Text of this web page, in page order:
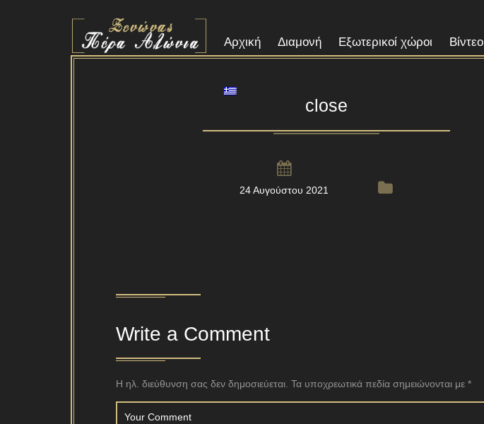
Αρχική Διαμονή Εξωτερικοί χώροι Βίντεο
close
24 Αυγούστου 2021
Write a Comment
Η ηλ. διεύθυνση σας δεν δημοσιεύεται. Τα υποχρεωτικά πεδία σημειώνονται με *